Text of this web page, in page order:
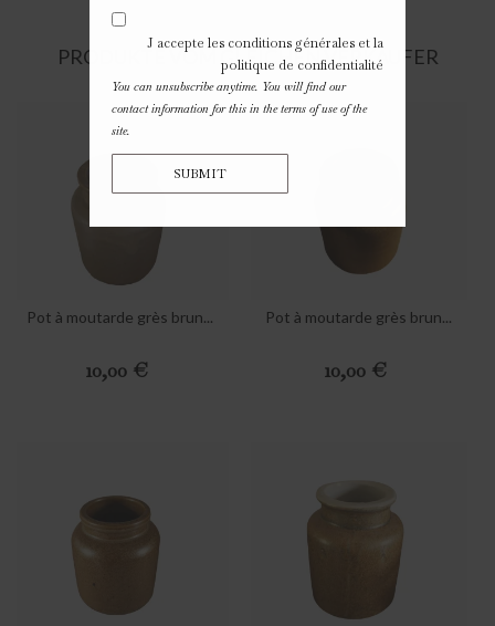
PRODUKTE VOM GLEICHEN VERKÄUFER
Pot à moutarde grès brun...
Preis
10,00 €
Pot à moutarde grès brun...
Preis
10,00 €
J accepte les conditions générales et la
politique de confidentialité
You can unsubscribe anytime. You will find our
contact information for this in the terms of use of the
site.
SUBMIT